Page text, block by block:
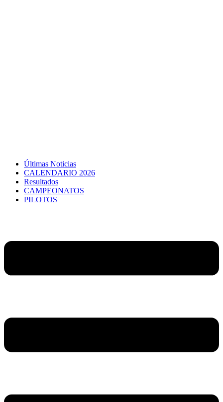
Últimas Noticias
CALENDARIO 2026
Resultados
CAMPEONATOS
PILOTOS